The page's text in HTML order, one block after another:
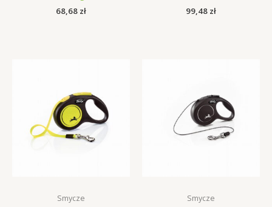
68,68 zł 99,48 zł
Smycze Smycze